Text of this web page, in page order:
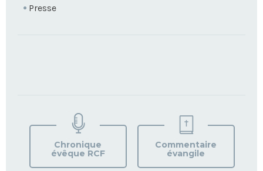
Presse
VOTRE
PAROISSE
Chronique
évêque RCF
Commentaire
évangile